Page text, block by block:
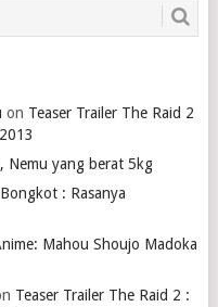
on Teaser Trailer The Raid 2
Nemu yang berat 5kg
: Rasanya
Mahou Shoujo Madoka
Teaser Trailer The Raid 2 :